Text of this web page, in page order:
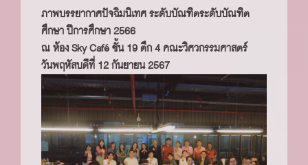
ภาพบรรยากาศปัจฉิมนิเทศ ระดับบัณฑิตระดับบัณฑิต
ศึกษา ปีการศึกษา 2566
ณ ห้อง Sky Café ชั้น 19 ตึก 4 คณะวิศวกรรมศาสตร์
วันพฤหัสบดีที่ 12 กันยายน 2567